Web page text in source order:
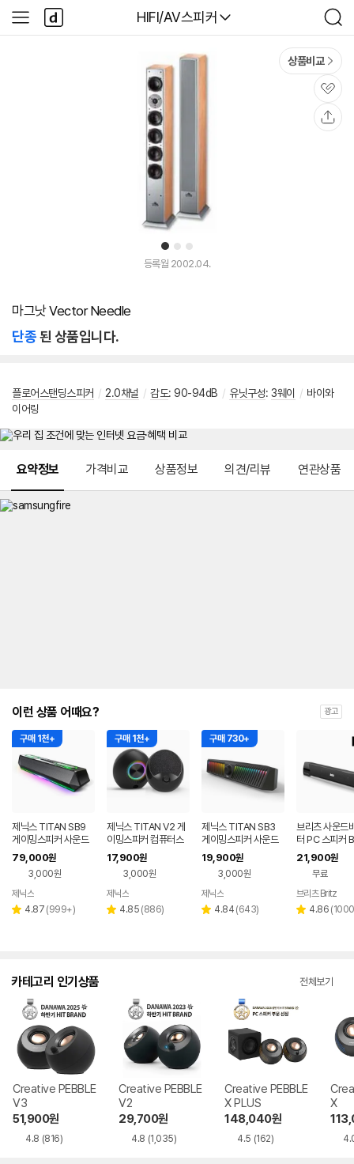
다나와
HIFI/AV스피커
검
색
사
이
다
나
와
1 2 3
상품비교
관
심
등록월 2002.04.
마그낫 Vector Needle
단종된 상품입니다.
플로어스탠딩스피커 / 2.0채널 / 감도: 90-94dB / 유닛구성: 3웨이 / 바이와
이어링
요약정보 가격비교 상품정보 의견/리뷰 연관상품
이런 상품 어때요? 광고
구매 1천+
제닉스 TITAN SB9
게이밍스피커 사운드
바 컴퓨터스피커
79,000원
3,000원
페이
제닉스
별 4.87 리
(999+)
구매 1천+
제닉스 TITAN V2 게
이밍스피커 컴퓨터스
피커
17,900원
3,000원
페이
제닉스
별 4.85 리
(886)
구매 730+
제닉스 TITAN SB3
게이밍스피커 사운드
바 컴퓨터스피커
19,900원
3,000원
페이
제닉스
별 4.84 리
(643)
브리츠 사운드
터 PC 스피커
21,900원
무료
브리츠 Britz
별 4.86 리
(1000
카테고리 인기상품 전체보기
Creative PEBBLE
V3
51,900원
4.8 (816)
Creative PEBBLE
V2
29,700원
4.8 (1,035)
Creative PEBBLE
X PLUS
148,040원
4.5 (162)
X